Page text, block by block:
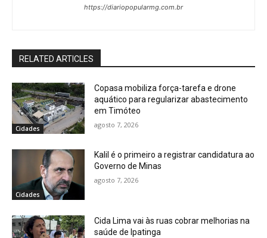
https://diariopopularmg.com.br
RELATED ARTICLES
Cidades
Copasa mobiliza força-tarefa e drone
aquático para regularizar abastecimento
em Timóteo
agosto 7, 2026
Cidades
Kalil é o primeiro a registrar candidatura ao
Governo de Minas
agosto 7, 2026
Cida Lima vai às ruas cobrar melhorias na
saúde de Ipatinga